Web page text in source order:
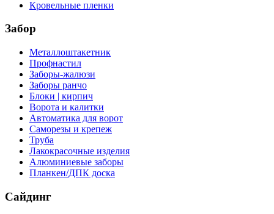
Кровельные пленки
Забор
Металлоштакетник
Профнастил
Заборы-жалюзи
Заборы ранчо
Блоки | кирпич
Ворота и калитки
Автоматика для ворот
Саморезы и крепеж
Труба
Лакокрасочные изделия
Алюминиевые заборы
Планкен/ДПК доска
Сайдинг